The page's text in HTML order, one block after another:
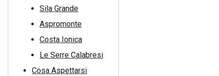
Sila Grande
Aspromonte
Costa Ionica
Le Serre Calabresi
Cosa Aspettarsi